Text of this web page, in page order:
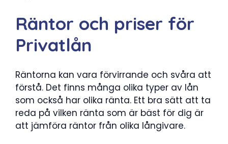
Räntor och priser för
Privatlån
Räntorna kan vara förvirrande och svåra att
förstå. Det finns många olika typer av lån
som också har olika ränta. Ett bra sätt att ta
reda på vilken ränta som är bäst för dig är
att jämföra räntor från olika långivare.